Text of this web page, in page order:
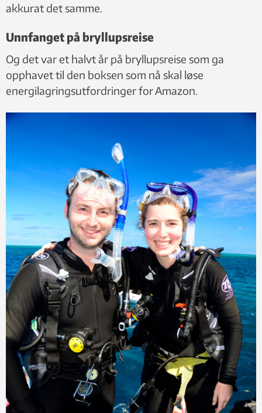
akkurat det samme.
Unnfanget på bryllupsreise
Og det var et halvt år på bryllupsreise som ga
opphavet til den boksen som nå skal løse
energilagringsutfordringer for Amazon.